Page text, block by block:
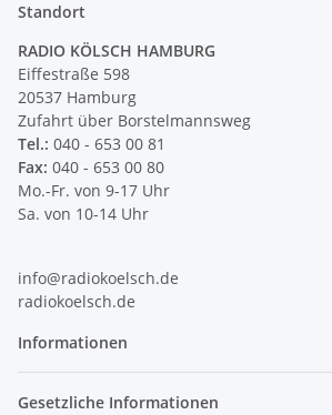
Standort
RADIO KÖLSCH HAMBURG
Eiffestraße 598
20537 Hamburg
Zufahrt über Borstelmannsweg
Tel.: 040 - 653 00 81
Fax: 040 - 653 00 80
Mo.-Fr. von 9-17 Uhr
Sa. von 10-14 Uhr
info@radiokoelsch.de
radiokoelsch.de
Informationen
Gesetzliche Informationen